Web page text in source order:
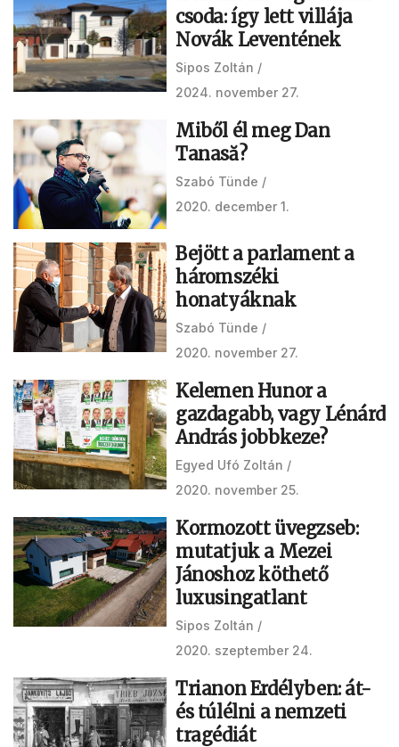
csoda: így lett villája
Novák Leventének
Sipos Zoltán
2024. november 27.
Miből él meg Dan
Tanasă?
Szabó Tünde
2020. december 1.
Bejött a parlament a
háromszéki
honatyáknak
Szabó Tünde
2020. november 27.
Kelemen Hunor a
gazdagabb, vagy Lénárd
András jobbkeze?
Egyed Ufó Zoltán
2020. november 25.
Kormozott üvegzseb:
mutatjuk a Mezei
Jánoshoz köthető
luxusingatlant
Sipos Zoltán
2020. szeptember 24.
Trianon Erdélyben: át-
és túlélni a nemzeti
tragédiát